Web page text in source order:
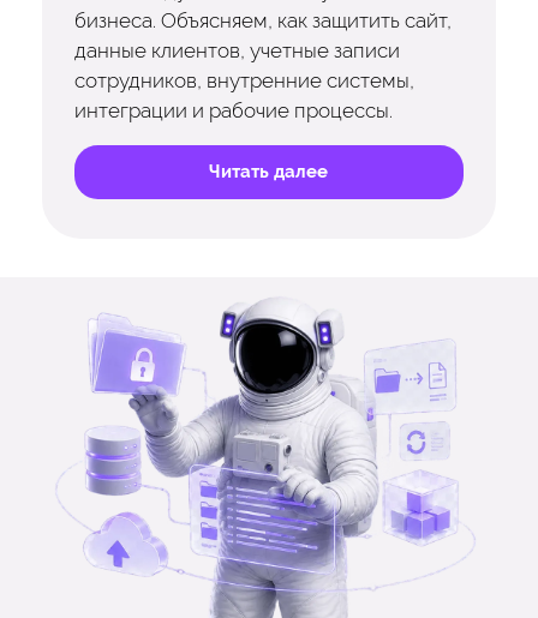
бизнеса. Объясняем, как защитить сайт,
данные клиентов, учетные записи
сотрудников, внутренние системы,
интеграции и рабочие процессы.
Читать далее